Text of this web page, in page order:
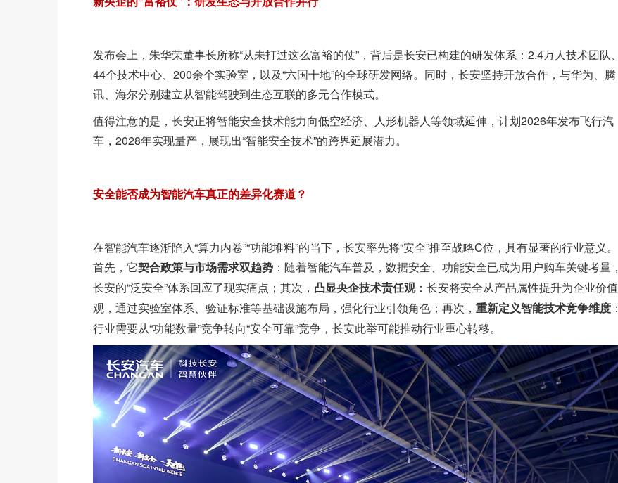
发布会上，朱华荣董事长所称“从未打过这么富裕的仗”，背后是长安已构建的研发体系：2.4万人技术团队、
44个技术中心、200余个实验室，以及“六国十地”的全球研发网络。同时，长安坚持开放合作，与华为、腾
讯、海尔分别建立从智能驾驶到生态互联的多元合作模式。
值得注意的是，长安正将智能安全技术能力向低空经济、人形机器人等领域延伸，计划2026年发布飞行汽
车，2028年实现量产，展现出“智能安全技术”的跨界延展潜力。
安全能否成为智能汽车真正的差异化赛道？
在智能汽车逐渐陷入“算力内卷”“功能堆料”的当下，长安率先将“安全”推至战略C位，具有显著的行业意义。
首先，它契合政策与市场需求双趋势 ：随着智能汽车普及，数据安全、功能安全已成为用户购车关键考量，
长安的“泛安全”体系回应了现实痛点；其次， 凸显央企技术责任观：长安将安全从产品属性提升为企业价值
观，通过实验室体系、验证标准等基础设施布局，强化行业引领角色；再次， 重新定义智能技术竞争维度 ：
行业需要从“功能数量”竞争转向“安全可靠”竞争，长安此举可能推动行业重心转移。